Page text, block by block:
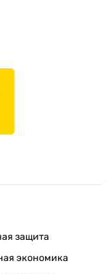
защита
экономика